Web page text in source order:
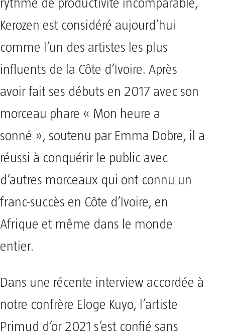
rythme de productivité incomparable,
Kerozen est considéré aujourd’hui
comme l’un des artistes les plus
influents de la Côte d’Ivoire. Après
avoir fait ses débuts en 2017 avec son
morceau phare « Mon heure a
sonné », soutenu par Emma Dobre, il a
réussi à conquérir le public avec
d’autres morceaux qui ont connu un
franc-succès en Côte d’Ivoire, en
Afrique et même dans le monde
entier.
Dans une récente interview accordée à
notre confrère Eloge Kuyo, l’artiste
Primud d’or 2021 s’est confié sans